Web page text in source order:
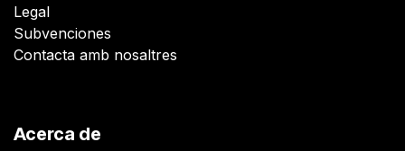
Legal
Subvenciones
Contacta amb nosaltres
Acerca de